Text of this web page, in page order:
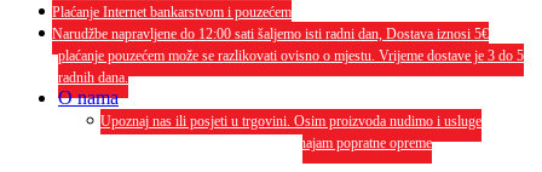
Plaćanje Internet bankarstvom i pouzećem
Narudžbe napravljene do 12:00 sati šaljemo isti radni dan, Dostava iznosi 5€
plaćanje pouzećem može se razlikovati ovisno o mjestu. Vrijeme dostave je 3 do 5
radnih dana.
O nama
Upoznaj nas ili posjeti u trgovini. Osim proizvoda nudimo i usluge
dekoriranja interijera i eksterija te najam popratne opreme